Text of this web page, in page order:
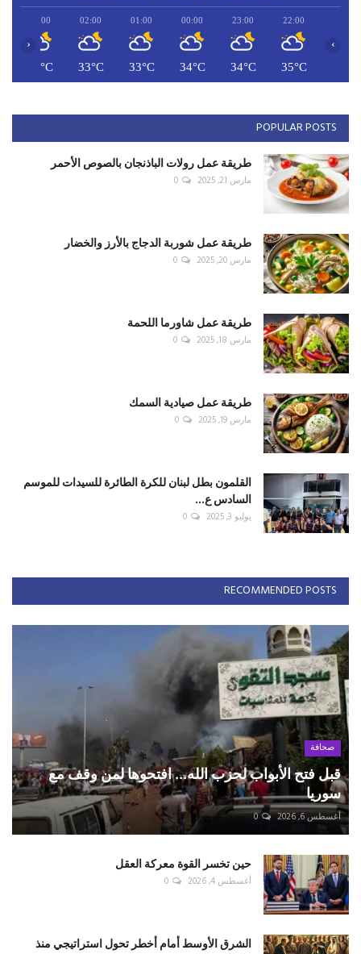
22:00
35°C
23:00
34°C
00:00
34°C
01:00
33°C
02:00
33°C
03:00
32°C
‹ ›
POPULAR POSTS
طريقة عمل رولات الباذنجان بالصوص الأحمر
مارس 21, 2025 0
طريقة عمل شوربة الدجاج بالأرز والخضار
مارس 20, 2025 0
طريقة عمل شاورما اللحمة
مارس 18, 2025 0
طريقة عمل صيادية السمك
مارس 19, 2025 0
القلمون بطل لبنان للكرة الطائرة للسيدات للموسم
السادس ع...
يوليو 3, 2025 0
RECOMMENDED POSTS
صحافة
قبل فتح الأبواب لحزب الله... افتحوها لمن وقف مع
سوريا
أغسطس 6, 2026 0
حين تخسر القوة معركة العقل
أغسطس 4, 2026 0
الشرق الأوسط أمام أخطر تحول استراتيجي منذ